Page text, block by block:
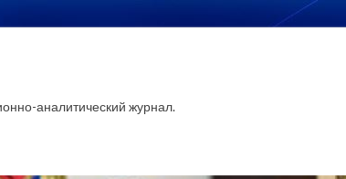
аналитический журнал.